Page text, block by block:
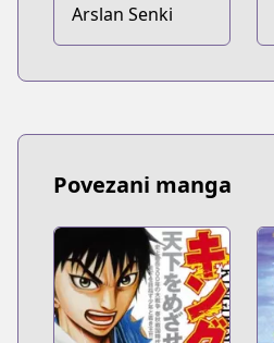
Arslan Senki
Povezani manga